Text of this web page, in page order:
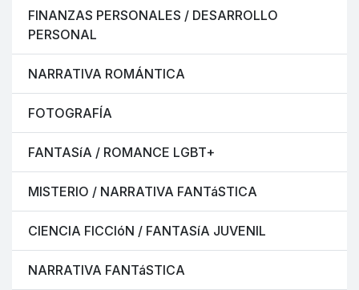
FINANZAS PERSONALES / DESARROLLO
PERSONAL
NARRATIVA ROMÁNTICA
FOTOGRAFÍA
FANTASíA / ROMANCE LGBT+
MISTERIO / NARRATIVA FANTáSTICA
CIENCIA FICCIóN / FANTASíA JUVENIL
NARRATIVA FANTáSTICA